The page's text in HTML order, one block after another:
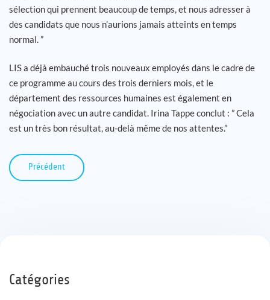
sélection qui prennent beaucoup de temps, et nous adresser à
des candidats que nous n’aurions jamais atteints en temps
normal. ”
LIS a déjà embauché trois nouveaux employés dans le cadre de
ce programme au cours des trois derniers mois, et le
département des ressources humaines est également en
négociation avec un autre candidat. Irina Tappe conclut : ” Cela
est un très bon résultat, au-delà même de nos attentes.”
Précédent
Catégories